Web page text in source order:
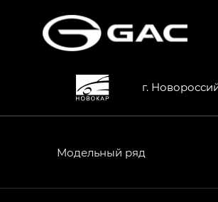
г.
Модельный ряд